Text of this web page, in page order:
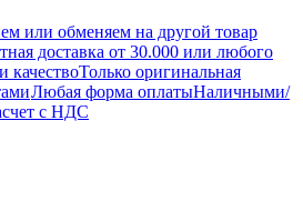
или обменяем на другой товар
доставка от 30.000 или любого
качествоТолько оригинальная
Любая форма оплатыНаличными/
с НДС